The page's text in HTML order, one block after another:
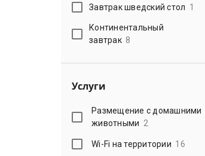
Завтрак шведский стол 1
Континентальный
завтрак 8
Услуги
Размещение с домашними
животными 2
Wi-Fi на территории 16